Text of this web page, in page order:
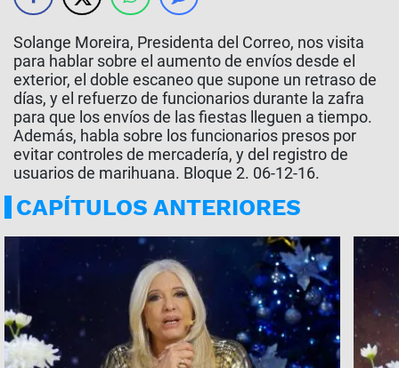
Solange Moreira, Presidenta del Correo, nos visita
para hablar sobre el aumento de envíos desde el
exterior, el doble escaneo que supone un retraso de
días, y el refuerzo de funcionarios durante la zafra
para que los envíos de las fiestas lleguen a tiempo.
Además, habla sobre los funcionarios presos por
evitar controles de mercadería, y del registro de
usuarios de marihuana. Bloque 2. 06-12-16.
CAPÍTULOS ANTERIORES